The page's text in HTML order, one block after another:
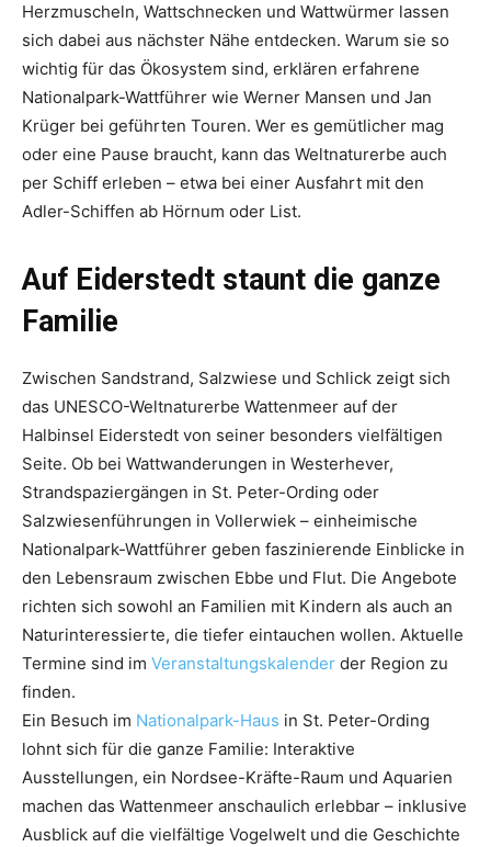
Herzmuscheln, Wattschnecken und Wattwürmer lassen
sich dabei aus nächster Nähe entdecken. Warum sie so
wichtig für das Ökosystem sind, erklären erfahrene
Nationalpark-Wattführer wie Werner Mansen und Jan
Krüger bei geführten Touren. Wer es gemütlicher mag
oder eine Pause braucht, kann das Weltnaturerbe auch
per Schiff erleben – etwa bei einer Ausfahrt mit den
Adler-Schiffen ab Hörnum oder List.
Auf Eiderstedt staunt die ganze
Familie
Zwischen Sandstrand, Salzwiese und Schlick zeigt sich
das UNESCO-Weltnaturerbe Wattenmeer auf der
Halbinsel Eiderstedt von seiner besonders vielfältigen
Seite. Ob bei Wattwanderungen in Westerhever,
Strandspaziergängen in St. Peter-Ording oder
Salzwiesenführungen in Vollerwiek – einheimische
Nationalpark-Wattführer geben faszinierende Einblicke in
den Lebensraum zwischen Ebbe und Flut. Die Angebote
richten sich sowohl an Familien mit Kindern als auch an
Naturinteressierte, die tiefer eintauchen wollen. Aktuelle
Termine sind im Veranstaltungskalender der Region zu
finden.
Ein Besuch im Nationalpark-Haus in St. Peter-Ording
lohnt sich für die ganze Familie: Interaktive
Ausstellungen, ein Nordsee-Kräfte-Raum und Aquarien
machen das Wattenmeer anschaulich erlebbar – inklusive
Ausblick auf die vielfältige Vogelwelt und die Geschichte